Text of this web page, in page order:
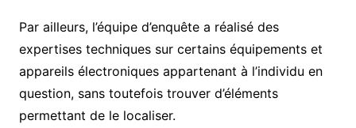
Par ailleurs, l’équipe d’enquête a réalisé des
expertises techniques sur certains équipements et
appareils électroniques appartenant à l’individu en
question, sans toutefois trouver d’éléments
permettant de le localiser.